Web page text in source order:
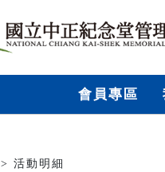
會員專區
> 活動明細